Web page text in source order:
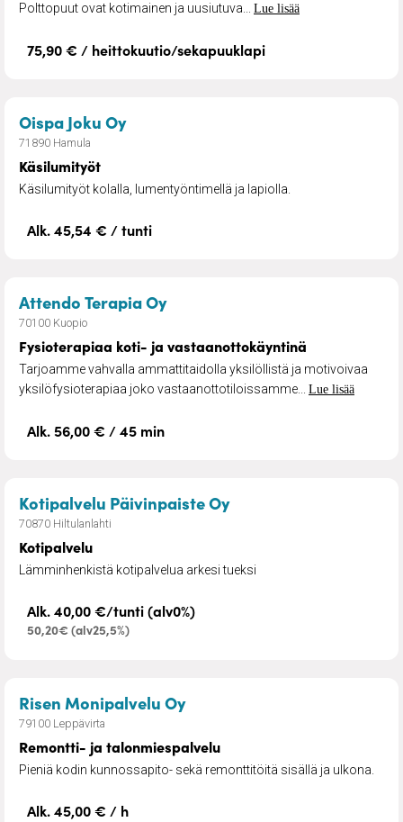
Polttopuut ovat kotimainen ja uusiutuva... Lue lisää
75,90 € / heittokuutio/sekapuuklapi
Oispa Joku Oy– Käsilumityöt
71890 Hamula
Käsilumityöt
Käsilumityöt kolalla, lumentyöntimellä ja lapiolla.
Alk. 45,54 € / tunti
Attendo Terapia Oy– Fysioterapiaa koti- ja
70100 Kuopio
Fysioterapiaa koti- ja vastaanottokäyntinä
Tarjoamme vahvalla ammattitaidolla yksilöllistä ja motivoivaa
yksilöfysioterapiaa joko vastaanottotiloissamme... Lue lisää
Alk. 56,00 € / 45 min
Kotipalvelu Päivinpaiste Oy– Kotipalvelu
70870 Hiltulanlahti
Kotipalvelu
Lämminhenkistä kotipalvelua arkesi tueksi
Alk. 40,00 €/tunti (alv0%)
50,20€ (alv25,5%)
Risen Monipalvelu Oy– Remontti- ja
79100 Leppävirta
Remontti- ja talonmiespalvelu
Pieniä kodin kunnossapito- sekä remonttitöitä sisällä ja ulkona.
Alk. 45,00 € / h